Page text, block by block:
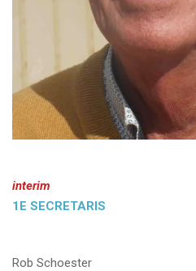
interim
1E SECRETARIS
Rob Schoester